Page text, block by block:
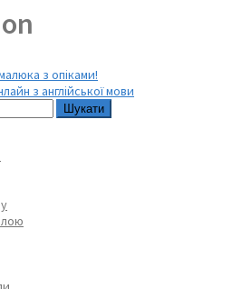
з опіками!
з англійської мови